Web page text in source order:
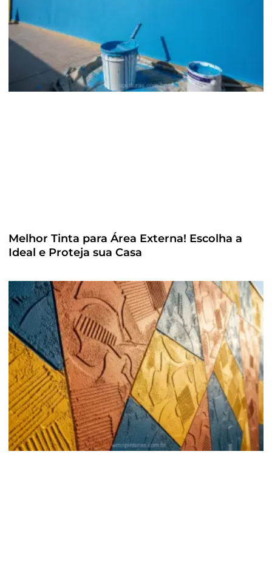
Melhor Tinta para Área Externa! Escolha a
Ideal e Proteja sua Casa